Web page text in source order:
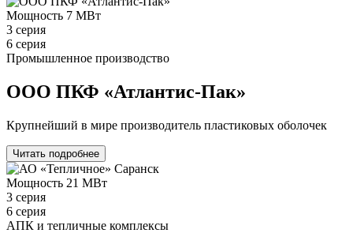
Мощность 7 МВт
3 серия
6 серия
Промышленное производство
ООО ПКФ «Атлантис-Пак»
Крупнейший в мире производитель пластиковых оболочек
Читать подробнее
Мощность 21 МВт
3 серия
6 серия
АПК и тепличные комплексы